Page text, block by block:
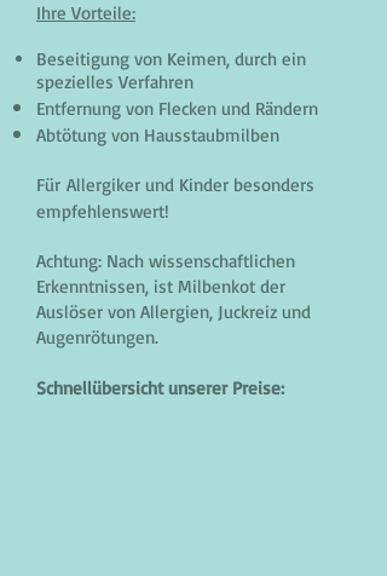
Ihre Vorteile:
Beseitigung von Keimen, durch ein
spezielles Verfahren
Entfernung von Flecken und Rändern
Abtötung von Hausstaubmilben
Für Allergiker und Kinder besonders
empfehlenswert!
Achtung: Nach wissenschaftlichen
Erkenntnissen, ist Milbenkot der
Auslöser von Allergien, Juckreiz und
Augenrötungen.
Schnellübersicht unserer Preise: